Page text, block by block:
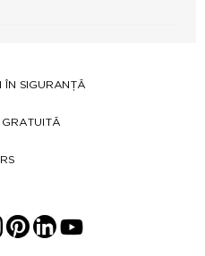
ÎN SIGURANȚĂ